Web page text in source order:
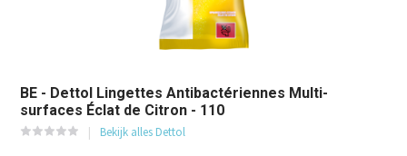
BE - Dettol Lingettes Antibactériennes Multi-
surfaces Éclat de Citron - 110
Bekijk alles Dettol